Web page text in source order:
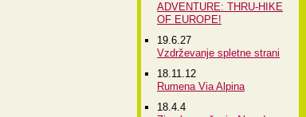
ADVENTURE: THRU-HIKE
OF EUROPE!
19.6.27
Vzdrževanje spletne strani
18.11.12
Rumena Via Alpina
18.4.4